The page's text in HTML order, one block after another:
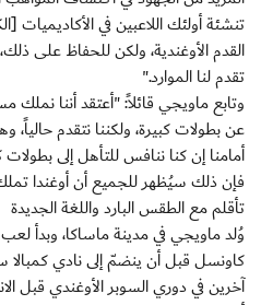
تنشئة أولئك اللاعبين في الأكاديميات
القدم الأوغندية، ولكن للحفاظ على
تقدم لنا الموارد."
وتابع ماويجي قائلاً: "أعتقد أننا
عن بطولات كبيرة، ولكننا نتقدم حالياً،
أمامنا إن كنا ننافس للتأهل إلى بطولات
فإن ذلك سيُظهر للجميع أن أوغندا
تأقلم مع الطقس البارد واللغة الجديدة
وُلد ماويجي في مدينة ماساكا، وبدأ
كاونسل قبل أن ينضمّ إلى نادي
آخرين في دوري السوبر الأوغندي قبل